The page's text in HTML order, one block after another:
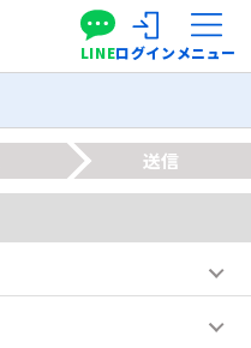
LINEログインメニュー
送信